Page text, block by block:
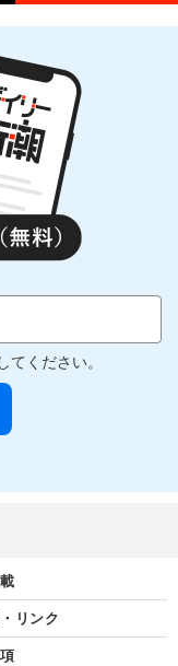
てください。
リンク